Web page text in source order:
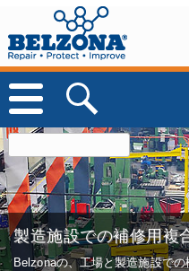
製造施設での補修用複
Belzonaの、工場と製造施設で